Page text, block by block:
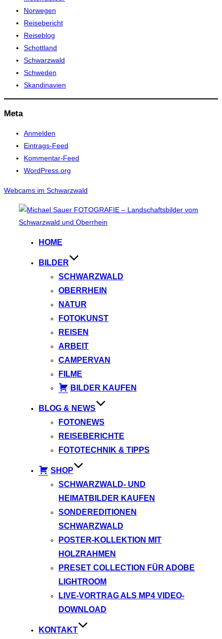
Norwegen
Reisebericht
Reiseblog
Schottland
Schwarzwald
Schweden
Skandinavien
Meta
Anmelden
Eintrags-Feed
Kommentar-Feed
WordPress.org
Webcams im Schwarzwald
Inhalt
HOME
BILDER
SCHWARZWALD
OBERRHEIN
NATUR
FOTOKUNST
REISEN
ARBEIT
CAMPERVAN
FILME
BILDER KAUFEN
BLOG & NEWS
FOTONEWS
REISEBERICHTE
FOTOTECHNIK & TIPPS
SHOP
SCHWARZWALD- UND
HEIMATBILDER KAUFEN
SONDEREDITIONEN
SCHWARZWALD
POSTER-KOLLEKTION MIT
HOLZRAHMEN
PRESET COLLECTION FÜR ADOBE
LIGHTROOM
LIVE-VORTRAG ALS MP4 VIDEO-
DOWNLOAD
KONTAKT